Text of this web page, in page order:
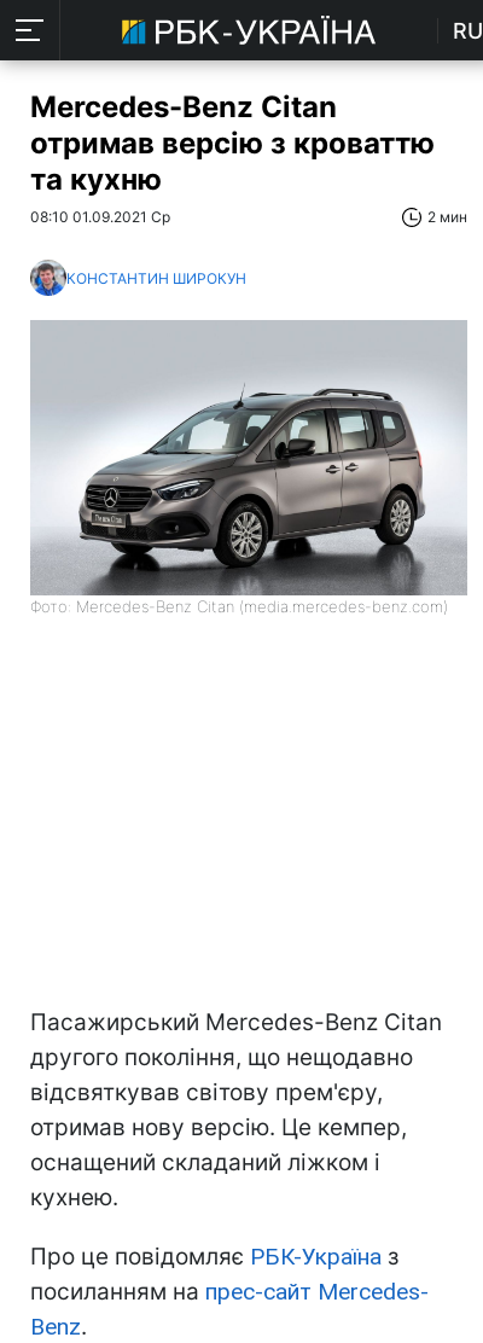
RU
Mercedes-Benz Citan
отримав версію з кроваттю
та кухню
08:10 01.09.2021 Ср 2 мин
КОНСТАНТИН ШИРОКУН
Фото: Mercedes-Benz Citan (media.mercedes-benz.com)
Пасажирський Mercedes-Benz Citan
другого покоління, що нещодавно
відсвяткував світову прем'єру,
отримав нову версію. Це кемпер,
оснащений складаний ліжком і
кухнею.
Про це повідомляє РБК-Україна з
посиланням на прес-сайт Mercedes-
Benz.